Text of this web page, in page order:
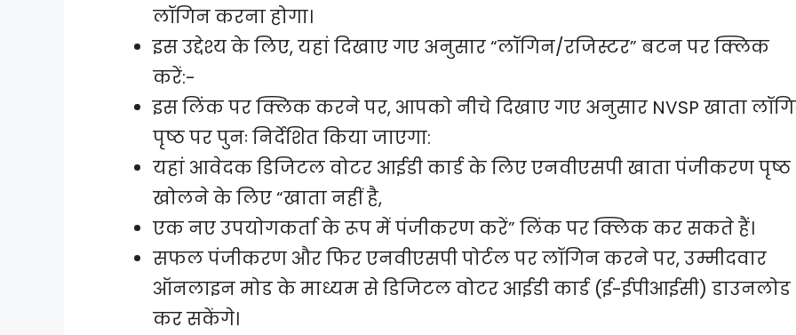
लॉगिन करना होगा।
इस उद्देश्य के लिए, यहां दिखाए गए अनुसार “लॉगिन/रजिस्टर” बटन पर क्लिक
करें:-
इस लिंक पर क्लिक करने पर, आपको नीचे दिखाए गए अनुसार NVSP खाता
पृष्ठ पर पुनः निर्देशित किया जाएगा:
यहां आवेदक डिजिटल वोटर आईडी कार्ड के लिए एनवीएसपी खाता पंजीकरण पृष्ठ
खोलने के लिए “खाता नहीं है,
एक नए उपयोगकर्ता के रूप में पंजीकरण करें” लिंक पर क्लिक कर सकते हैं।
सफल पंजीकरण और फिर एनवीएसपी पोर्टल पर लॉगिन करने पर, उम्मीदवार
ऑनलाइन मोड के माध्यम से डिजिटल वोटर आईडी कार्ड (ई-ईपीआईसी) डाउनलोड
कर सकेंगे।